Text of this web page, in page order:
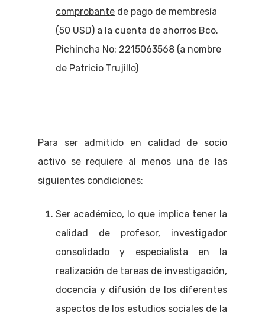
comprobante de pago de membresía
(50 USD) a la cuenta de ahorros Bco.
Pichincha No: 2215063568 (a nombre
de Patricio Trujillo)
Para ser admitido en calidad de socio
activo se requiere al menos una de las
siguientes condiciones:
Ser académico, lo que implica tener la
calidad de profesor, investigador
consolidado y especialista en la
realización de tareas de investigación,
docencia y difusión de los diferentes
aspectos de los estudios sociales de la